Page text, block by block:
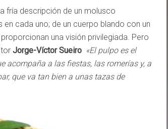
fría descripción de un molusco
cada uno; de un cuerpo blando con un
una visión privilegiada. Pero
Jorge-Víctor Sueiro «El pulpo es el
acompaña a las fiestas, las romerías y, a
que va tan bien a unas tazas de